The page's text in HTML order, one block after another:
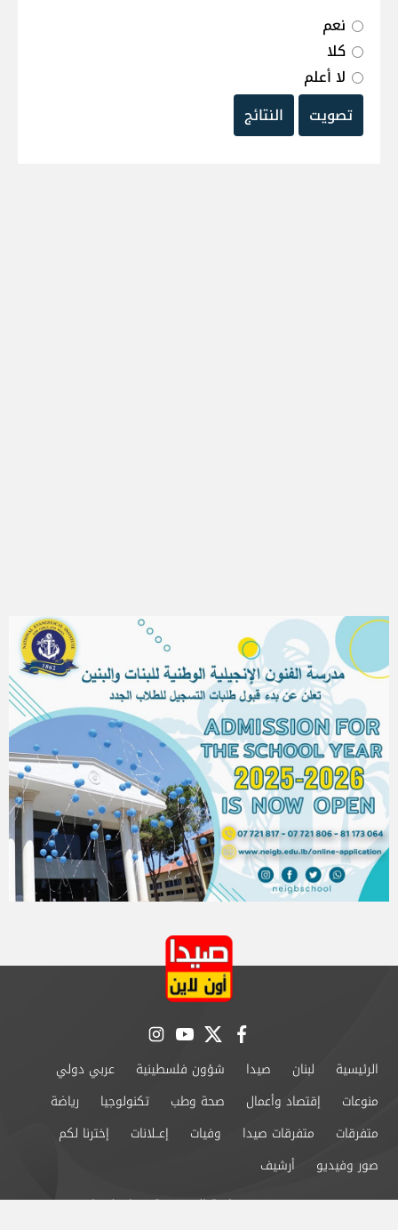
نعم
كلا
لا أعلم
تصويت
النتائج
facebook
twitter
youtube
instagram
الرئيسية لبنان صيدا شؤون فلسطينية
عربي دولي
منوعات
إقتصاد وأعمال صحة وطب تكنولوجيا
رياضة
متفرقات
متفرقات صيدا وفيات إعــلانات
إخترنا لكم
صور وفيديو
أرشيف
من نحن
سياسة الخصوصية اتصل بنا